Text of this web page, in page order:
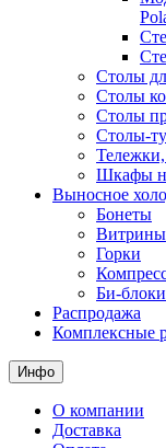
Столы
Столы
Столы
Столы-
Шкафы
Выносное
Бонеты
Витрины
Горки
Би-
Распродажа
Комплексные
Инфо
О компании
Доставка